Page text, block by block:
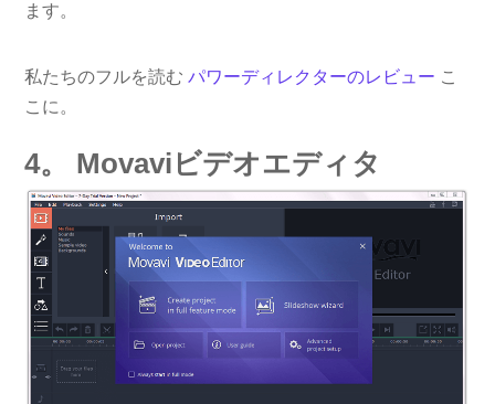
ます。
私たちのフルを読むパワーディレクターのレビュー こ
こに。
4。 Movaviビデオエディタ